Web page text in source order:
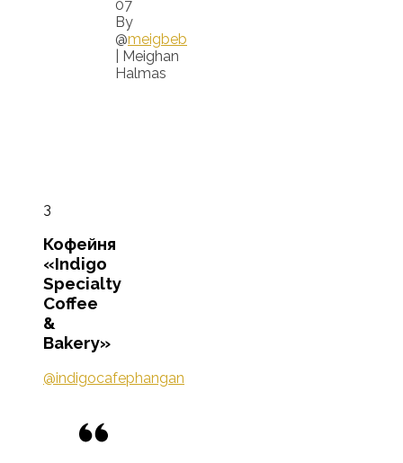
By
@meigbeb
| Meighan
Halmas
3
Кофейня
«Indigo
Specialty
Coffee
&
Bakery»
@indigocafephangan